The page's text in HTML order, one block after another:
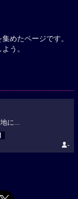
めたページです。
う。
に...
-